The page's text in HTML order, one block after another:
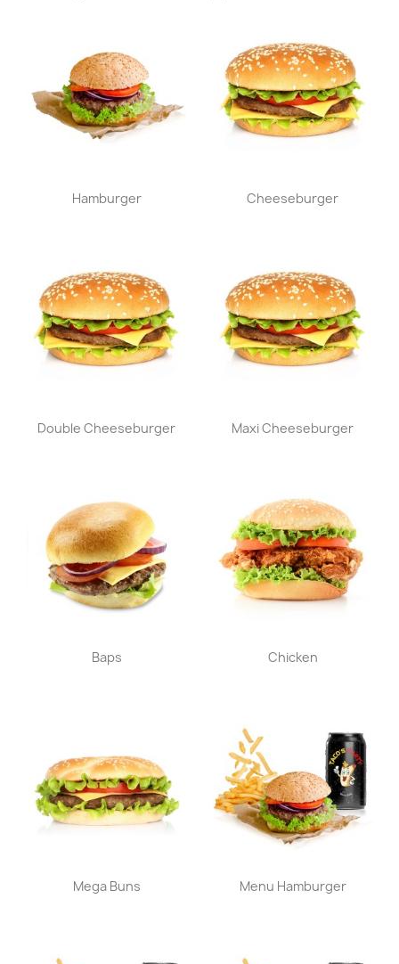
Aperçu rapide
Hamburger Aperçu rapide
Cheeseburger
Aperçu rapide
Double Cheeseburger Aperçu rapide
Maxi Cheeseburger
Aperçu rapide
Baps Aperçu rapide
Chicken
Aperçu rapide
Mega Buns Aperçu rapide
Menu Hamburger